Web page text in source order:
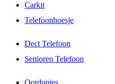
Carkit
Telefoonhoesje
Dect Telefoon
Senioren Telefoon
Oordopjes